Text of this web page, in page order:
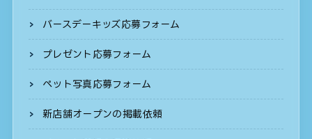
バースデーキッズ応募フォーム
プレゼント応募フォーム
ペット写真応募フォーム
新店舗オープンの掲載依頼